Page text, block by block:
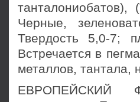
Черные,
Твердость 5,0-7;
Встречается в
металлов, тантала,
ЕВРОПЕЙСКИЙ